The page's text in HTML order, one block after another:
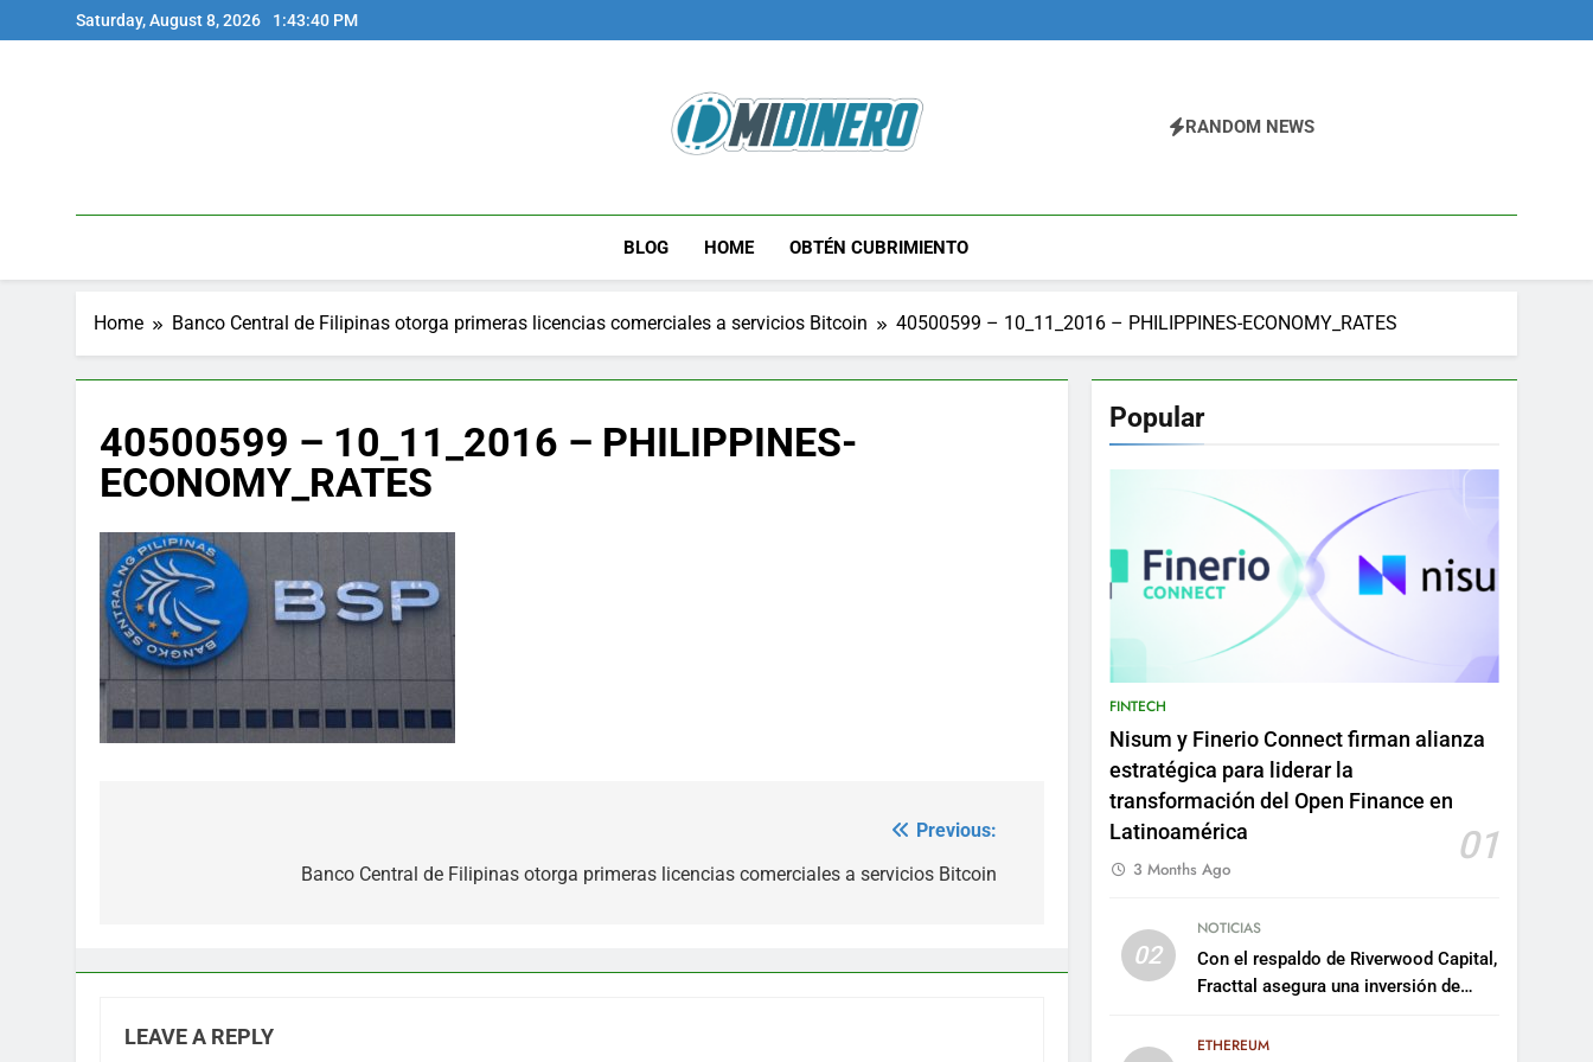
to
Saturday, August 8, 2026 1:43:40 PM
Midinero.co
RANDOM NEWS
BLOG HOME OBTÉN CUBRIMIENTO
Home Banco Central de Filipinas otorga primeras licencias comerciales a servicios Bitcoin 40500599 – 10_11_2016 – PHILIPPINES-ECONOMY_RATES
40500599 – 10_11_2016 – PHILIPPINES-
ECONOMY_RATES
Previous:
Banco Central de Filipinas otorga primeras licencias comerciales a servicios Bitcoin
LEAVE A REPLY
Popular
FINTECH
Nisum y Finerio Connect firman alianza
estratégica para liderar la
transformación del Open Finance en
Latinoamérica
01
3 Months Ago
02
NOTICIAS
Con el respaldo de Riverwood Capital,
Fracttal asegura una inversión de
plataforma
ETHEREUM